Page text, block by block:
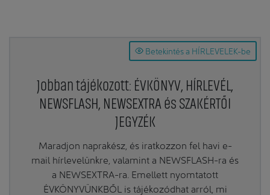
Betekintés a HÍRLEVELEK-be
Jobban tájékozott: ÉVKÖNYV, HÍRLEVÉL,
NEWSFLASH, NEWSEXTRA és SZAKÉRTŐI
JEGYZÉK
Maradjon naprakész, és iratkozzon fel havi e-
mail hírlevelünkre, valamint a NEWSFLASH-ra és
a NEWSEXTRA-ra. Emellett nyomtatott
ÉVKÖNYVÜNKBŐL is tájékozódhat arról, mi